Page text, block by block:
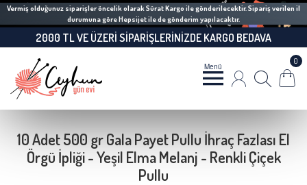
Vermiş olduğunuz siparişler öncelik olarak Sürat Kargo ile gönderilecektir. Sipariş verilen il
durumuna göre Hepsijet ile de gönderim yapılacaktır.
2000 TL VE ÜZERI SIPARIŞLERINIZDE KARGO BEDAVA
0
10 Adet 500 gr Gala Payet Pullu İhraç Fazlası El
Örgü İpliği - Yeşil Elma Melanj - Renkli Çiçek
Pullu